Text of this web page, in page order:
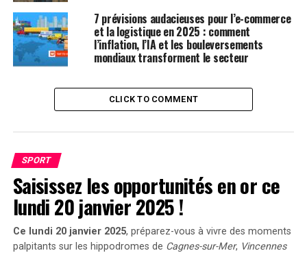
dans les rangs des prototypes avec la marque qu’il
représente depuis plus de 25 ans.
« Pour le moment, nous n’avons pas de plan pour aller
en Amérique, mais ce n’est pas impossible pour
l’avenir », a poursuivi Coletta. « Nous devons prendre le
activité. » Ferrari a été impliqué dans la catégorie
supérieure des courses de voitures de sport nord-
américaines avec la voiture client 333SP, construite
selon les règlements des World Sports Car de l’IMSA.
Cette voiture a concouru de 1994 à 2003, remportant
une victoire aux 24 Heures de Daytona et trois aux 12
Heures de Sebring.
7 prévisions audacieuses pour l’e-commerce
et la logistique en 2025 : comment
l’inflation, l’IA et les bouleversements
mondiaux transforment le secteur
CLICK TO COMMENT
SPORT
Saisissez les opportunités en or ce
lundi 20 janvier 2025 !
Ce lundi 20 janvier 2025, préparez-vous à vivre des moments
palpitants sur les hippodromes de Cagnes-sur-Mer, Vincennes